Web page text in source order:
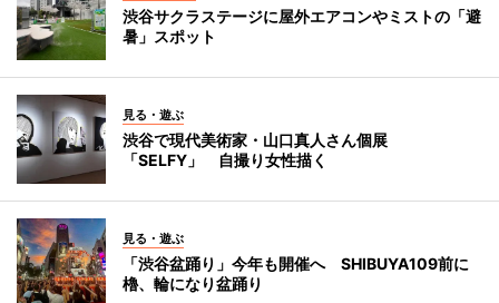
渋谷サクラステージに屋外エアコンやミストの「避
暑」スポット
見る・遊ぶ
渋谷で現代美術家・山口真人さん個展
「SELFY」 自撮り女性描く
見る・遊ぶ
「渋谷盆踊り」今年も開催へ SHIBUYA109前に
櫓、輪になり盆踊り